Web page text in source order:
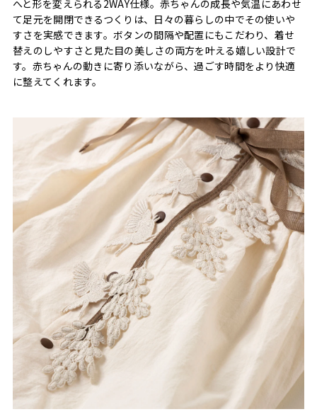
へと形を変えられる2WAY仕様。赤ちゃんの成長や気温にあわせ
て足元を開閉できるつくりは、日々の暮らしの中でその使いや
すさを実感できます。ボタンの間隔や配置にもこだわり、着せ
替えのしやすさと見た目の美しさの両方を叶える嬉しい設計で
す。赤ちゃんの動きに寄り添いながら、過ごす時間をより快適
に整えてくれます。